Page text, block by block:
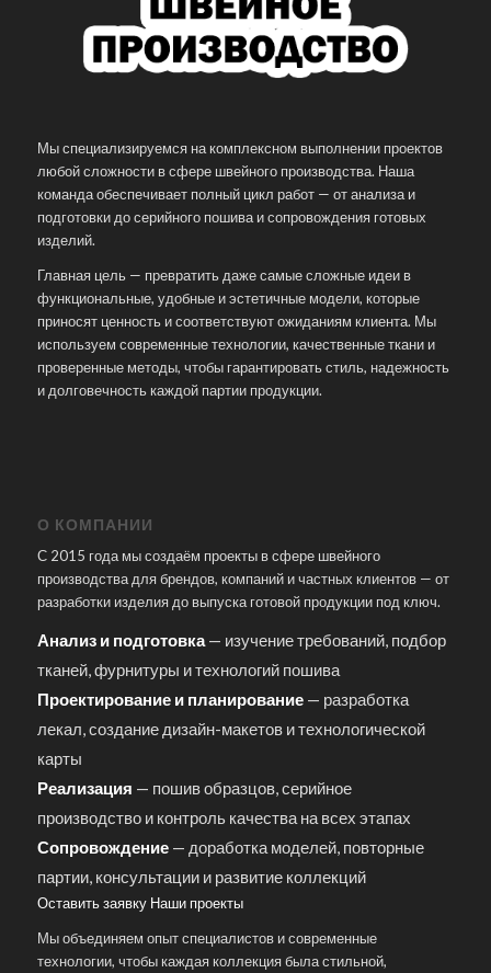
Мы специализируемся на комплексном выполнении проектов
любой сложности в сфере швейного производства. Наша
команда обеспечивает полный цикл работ — от анализа и
подготовки до серийного пошива и сопровождения готовых
изделий.
Главная цель — превратить даже самые сложные идеи в
функциональные, удобные и эстетичные модели, которые
приносят ценность и соответствуют ожиданиям клиента. Мы
используем современные технологии, качественные ткани и
проверенные методы, чтобы гарантировать стиль, надежность
и долговечность каждой партии продукции.
О КОМПАНИИ
С 2015 года мы создаём проекты в сфере швейного
производства для брендов, компаний и частных клиентов — от
разработки изделия до выпуска готовой продукции под ключ.
Анализ и подготовка— изучение требований, подбор
тканей, фурнитуры и технологий пошива
Проектирование и планирование— разработка
лекал, создание дизайн-макетов и технологической
карты
Реализация — пошив образцов, серийное
производство и контроль качества на всех этапах
Сопровождение— доработка моделей, повторные
партии, консультации и развитие коллекций
Оставить заявку Наши проекты
Мы объединяем опыт специалистов и современные
технологии, чтобы каждая коллекция была стильной,